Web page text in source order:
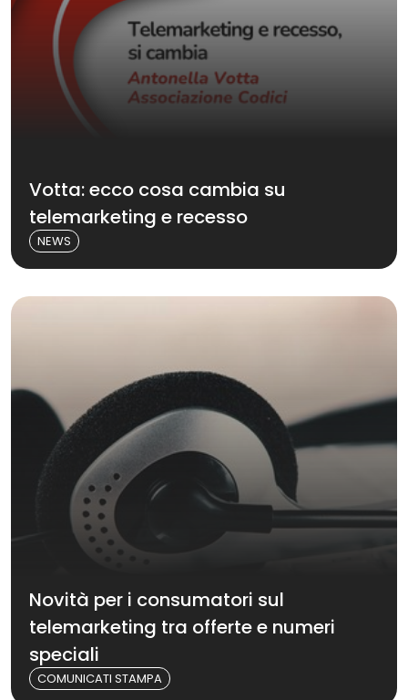
Votta: ecco cosa cambia su
telemarketing e recesso
NEWS
Novità per i consumatori sul
telemarketing tra offerte e numeri
speciali
COMUNICATI STAMPA